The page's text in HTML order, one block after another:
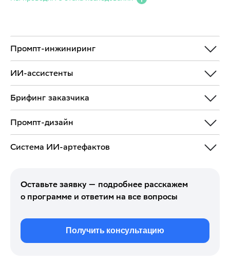
Промпт-инжиниринг
ИИ-ассистенты
Брифинг заказчика
Промпт-дизайн
Система ИИ-артефактов
Оставьте заявку — подробнее расскажем
о программе и ответим на все вопросы
Получить консультацию